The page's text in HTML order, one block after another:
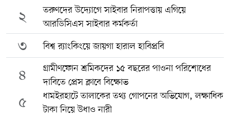
২
তরুণদের উদ্যোগে সাইবার নিরাপত্তায় এগিয়ে
আরডিসিএস সাইবার কর্মকর্তা
৩ বিশ্ব র‍্যাংকিংয়ে জায়গা হারাল হাবিপ্রবি
৪
গ্রামীণফোন শ্রমিকদের ১৫ বছরের পাওনা পরিশোধের
দাবিতে প্রেস ক্লাবে বিক্ষোভ
৫
ধামইরহাটে তালাকের তথ্য গোপনের অভিযোগ, লক্ষাধিক
টাকা নিয়ে উধাও নারী